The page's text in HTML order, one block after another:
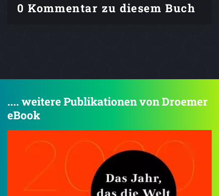
0 Kommentar zu diesem Buch
.... weitere Publikationen von Droemer
eBook